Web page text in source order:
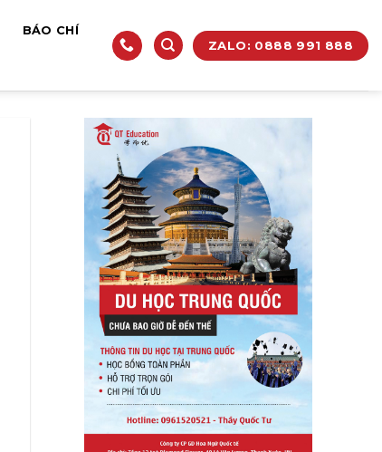
BÁO CHÍ
ZALO: 0888 991 888